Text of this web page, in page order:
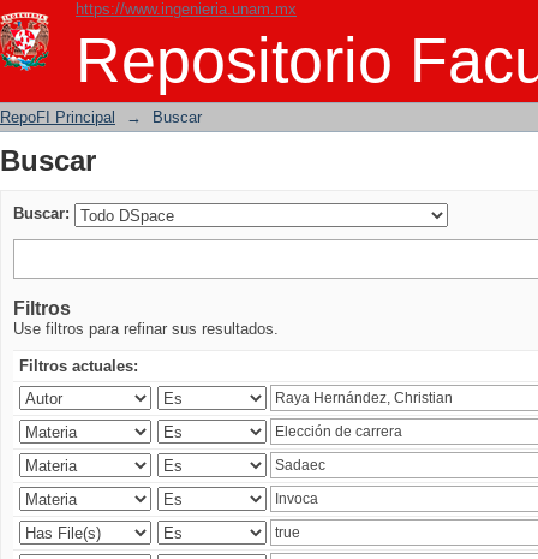
https://www.ingenieria.unam.mx
Repositorio
Buscar
RepoFI Principal → Buscar
Buscar
Buscar:
Filtros
Use filtros para refinar sus resultados.
Filtros actuales: